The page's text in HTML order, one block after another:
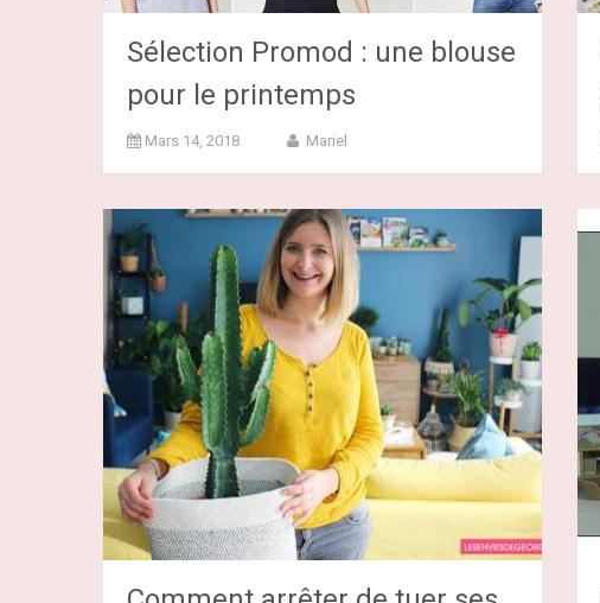
Sélection Promod : une blouse
pour le printemps
Mars 14, 2018 Mariel